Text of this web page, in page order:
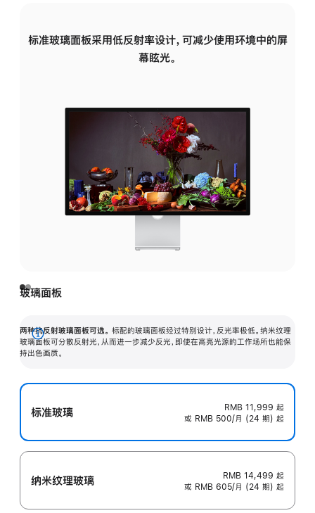
标准玻璃面板采用低反射率设计，可减少使用环境中的屏
幕眩光。
玻璃面板
两种抗反射玻璃面板可选。 标配的玻璃面板经过特别设计，反光率极低。纳米纹理
玻璃面板可分散反射光，从而进一步减少反光，即使在高亮光源的工作场所也能保
持出色画质。
展
开
标准玻璃 RMB 11,999 起
或 RMB 500/月 (24 期) 起
纳米纹理玻璃 RMB 14,499 起
或 RMB 605/月 (24 期) 起